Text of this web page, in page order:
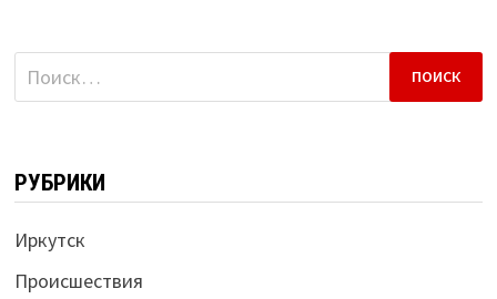
Найти:
РУБРИКИ
Иркутск
Происшествия